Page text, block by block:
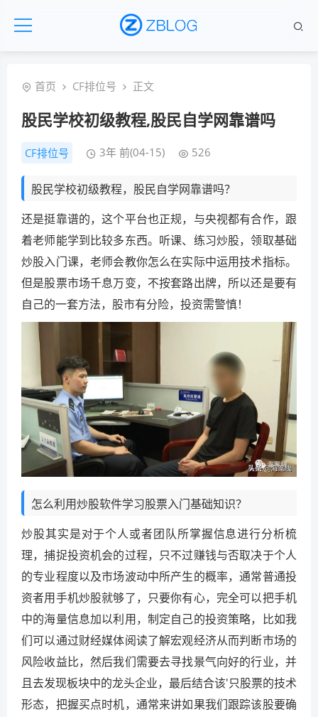
首页 CF排位号 正文
股民学校初级教程,股民自学网靠谱吗
CF排位号 3年 前(04-15) 526
股民学校初级教程，股民自学网靠谱吗？
还是挺靠谱的，这个平台也正规，与央视都有合作，跟
着老师能学到比较多东西。听课、练习炒股，领取基础
炒股入门课，老师会教你怎么在实际中运用技术指标。
但是股票市场千息万变，不按套路出牌，所以还是要有
自己的一套方法，股市有分险，投资需警慎！
怎么利用炒股软件学习股票入门基础知识？
炒股其实是对于个人或者团队所掌握信息进行分析梳
理，捕捉投资机会的过程，只不过赚钱与否取决于个人
的专业程度以及市场波动中所产生的概率，通常普通投
资者用手机炒股就够了，只要你有心，完全可以把手机
中的海量信息加以利用，制定自己的投资策略，比如我
们可以通过财经媒体阅读了解宏观经济从而判断市场的
风险收益比，然后我们需要去寻找景气向好的行业，并
且去发现板块中的龙头企业，最后结合该'只股票的技术
形态，把握买点时机，通常来讲如果我们跟踪该股要确